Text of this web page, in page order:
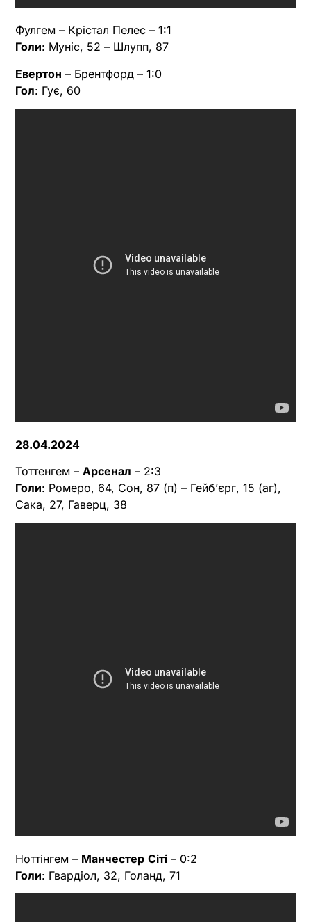
Фулгем – Крістал Пелес – 1:1
Голи: Муніс, 52 – Шлупп, 87
Евертон – Брентфорд – 1:0
Гол: Гує, 60
28.04.2024
Тоттенгем – Арсенал – 2:3
Голи: Ромеро, 64, Сон, 87 (п) – Гейбʼєрг, 15 (аг),
Сака, 27, Гаверц, 38
Ноттінгем – Манчестер Сіті – 0:2
Голи: Гвардіол, 32, Голанд, 71